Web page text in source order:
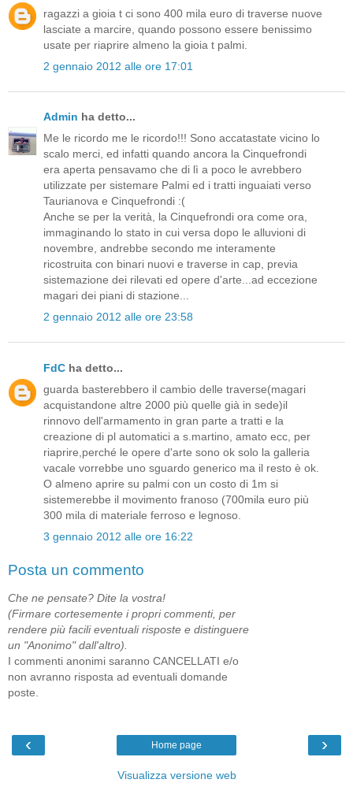
ragazzi a gioia t ci sono 400 mila euro di traverse nuove
lasciate a marcire, quando possono essere benissimo
usate per riaprire almeno la gioia t palmi.
2 gennaio 2012 alle ore 17:01
Admin ha detto...
Me le ricordo me le ricordo!!! Sono accatastate vicino lo
scalo merci, ed infatti quando ancora la Cinquefrondi
era aperta pensavamo che di lì a poco le avrebbero
utilizzate per sistemare Palmi ed i tratti inguaiati verso
Taurianova e Cinquefrondi :(
Anche se per la verità, la Cinquefrondi ora come ora,
immaginando lo stato in cui versa dopo le alluvioni di
novembre, andrebbe secondo me interamente
ricostruita con binari nuovi e traverse in cap, previa
sistemazione dei rilevati ed opere d'arte...ad eccezione
magari dei piani di stazione...
2 gennaio 2012 alle ore 23:58
FdC ha detto...
guarda basterebbero il cambio delle traverse(magari
acquistandone altre 2000 più quelle già in sede)il
rinnovo dell'armamento in gran parte a tratti e la
creazione di pl automatici a s.martino, amato ecc, per
riaprire,perché le opere d'arte sono ok solo la galleria
vacale vorrebbe uno sguardo generico ma il resto è ok.
O almeno aprire su palmi con un costo di 1m si
sistemerebbe il movimento franoso (700mila euro più
300 mila di materiale ferroso e legnoso.
3 gennaio 2012 alle ore 16:22
Posta un commento
Che ne pensate? Dite la vostra!
(Firmare cortesemente i propri commenti, per
rendere più facili eventuali risposte e distinguere
un "Anonimo" dall'altro).
I commenti anonimi saranno CANCELLATI e/o
non avranno risposta ad eventuali domande
poste.
‹ ›
Home page
Visualizza versione web